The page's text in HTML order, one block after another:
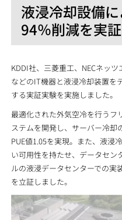
液浸冷却設備
94％削減を実証
KDDI社、三菱重工、NECネッ
などのIT機器と液浸冷却装置を
する実証実験を実施しました。
最適化された外気空冷を行うフ
ステムを開発し、サーバー冷却
PUE値1.05を実現。また、液浸
い可用性を持たせ、データセン
ルの液浸データセンターでの実
を立証しました。